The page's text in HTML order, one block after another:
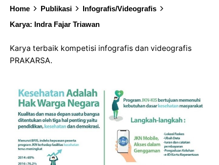
Home Publikasi
Infografis/Videografis
Karya: Indra Fajar Triawan
Karya terbaik kompetisi infografis dan videografis
PRAKARSA.